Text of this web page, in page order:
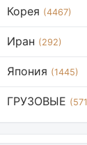
Корея (4467)
Иран (292)
Япония (1445)
ГРУЗОВЫЕ